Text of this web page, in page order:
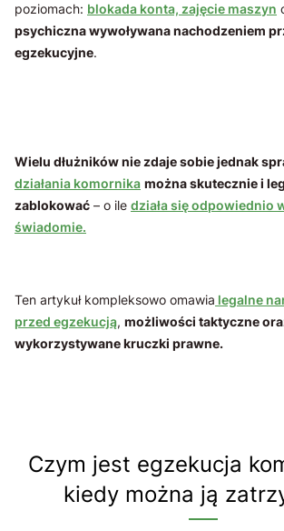
poziomach: blokada konta, zajęcie maszyn
psychiczna wywoływana nachodzeniem
egzekucyjne.
Wielu dłużników nie zdaje sobie jednak
działania komornika można skutecznie i
zablokować – o ile działa się odpowiednio
świadomie.
Ten artykuł kompleksowo omawia legalne
przed egzekucją, możliwości taktyczne
wykorzystywane kruczki prawne.
Czym jest egzekucja komornicza i
kiedy można ją